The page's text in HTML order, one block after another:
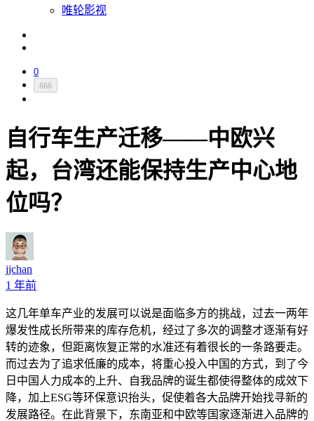
唯轮影视
0
666
自行车生产迁移——中欧兴
起，台湾还能保持生产中心地
位吗？
jjchan
1 年前
这几年单车产业的发展可以说是面临多方的挑战，过去一两年
爆发性成长所带来的库存危机，经过了多次的调整才逐渐有好
转的迹象，但距离恢复正常的水准还有着很长的一条路要走。
而过去为了追求低廉的成本，将重心投入中国的方式，到了今
日中国人力成本的上升、自我品牌的诞生都使得整体的成效下
降，加上ESG等环保意识抬头，促使着各大品牌开始找寻新的
发展路径。在此背景下，东南亚和中欧等国家逐渐进入品牌的